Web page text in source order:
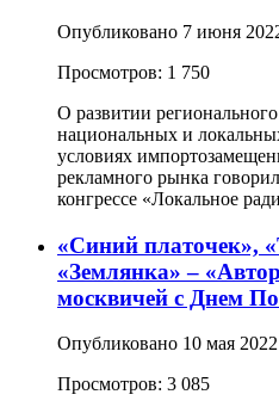
Опубликовано 7 июня
Просмотров: 1 750
О развитии
национальных и
условиях
рекламного рынка
конгрессе «Локальное
«Синий платочек»,
«Землянка» –
москвичей с Днем
Опубликовано 10 мая 2022
Просмотров: 3 085